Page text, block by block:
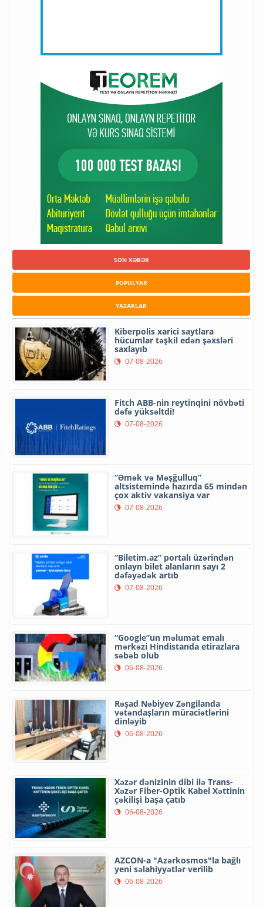
SON XƏBƏR
POPULYAR
YAZARLAR
Kiberpolis xarici saytlara
hücumlar təşkil edən şəxsləri
saxlayıb
07-08-2026
Fitch ABB-nin reytinqini növbəti
dəfə yüksəltdi!
07-08-2026
“Əmək və Məşğulluq”
altsistemində hazırda 65 mindən
çox aktiv vakansiya var
07-08-2026
“Biletim.az” portalı üzərindən
onlayn bilet alanların sayı 2
dəfəyədək artıb
07-08-2026
“Google”un məlumat emalı
mərkəzi Hindistanda etirazlara
səbəb olub
06-08-2026
Rəşad Nəbiyev Zəngilanda
vətəndaşların müraciətlərini
dinləyib
06-08-2026
Xəzər dənizinin dibi ilə Trans-
Xəzər Fiber-Optik Kabel Xəttinin
çəkilişi başa çatıb
06-08-2026
AZCON-a "Azərkosmos"la bağlı
yeni səlahiyyətlər verilib
06-08-2026